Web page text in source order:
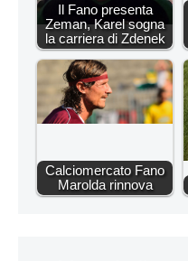
Il Fano presenta
Zeman, Karel sogna
la carriera di Zdenek
Calciomercato Fano
Marolda rinnova